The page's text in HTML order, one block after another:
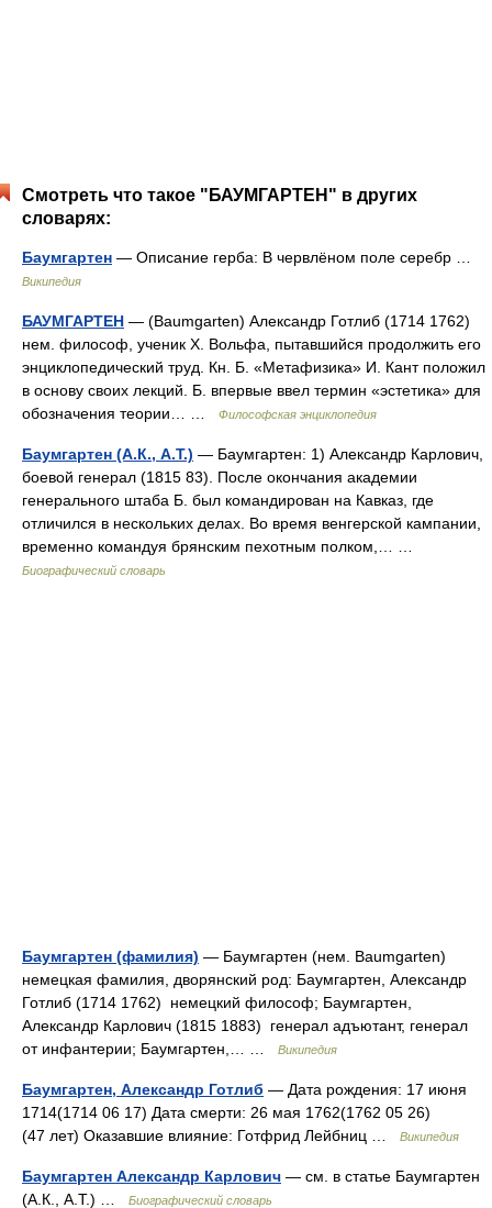
Смотреть что такое "БАУМГАРТЕН" в других
словарях:
Баумгартен — Описание герба: В червлёном поле серебр …
Википедия
БАУМГАРТЕН — (Baumgarten) Александр Готлиб (1714 1762)
нем. философ, ученик X. Вольфа, пытавшийся продолжить его
энциклопедический труд. Кн. Б. «Метафизика» И. Кант положил
в основу своих лекций. Б. впервые ввел термин «эстетика» для
обозначения теории… …
Философская энциклопедия
Баумгартен (А.К., А.Т.) — Баумгартен: 1) Александр Карлович,
боевой генерал (1815 83). После окончания академии
генерального штаба Б. был командирован на Кавказ, где
отличился в нескольких делах. Во время венгерской кампании,
временно командуя брянским пехотным полком,… …
Биографический словарь
Баумгартен (фамилия) — Баумгартен (нем. Baumgarten)
немецкая фамилия, дворянский род: Баумгартен, Александр
Готлиб (1714 1762) немецкий философ; Баумгартен,
Александр Карлович (1815 1883) генерал адъютант, генерал
от инфантерии; Баумгартен,… …
Википедия
Баумгартен, Александр Готлиб — Дата рождения: 17 июня
1714(1714 06 17) Дата смерти: 26 мая 1762(1762 05 26)
(47 лет) Оказавшие влияние: Готфрид Лейбниц …
Википедия
Баумгартен Александр Карлович — см. в статье Баумгартен
(А.К., А.Т.) …
Биографический словарь